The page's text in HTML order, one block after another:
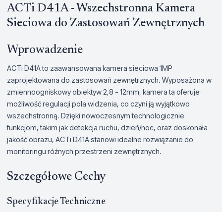
ACTi D41A - Wszechstronna Kamera
Sieciowa do Zastosowań Zewnętrznych
Wprowadzenie
ACTi D41A to zaawansowana kamera sieciowa 1MP
zaprojektowana do zastosowań zewnętrznych. Wyposażona w
zmiennoogniskowy obiektyw 2,8 - 12mm, kamera ta oferuje
możliwość regulacji pola widzenia, co czyni ją wyjątkowo
wszechstronną. Dzięki nowoczesnym technologicznie
funkcjom, takim jak detekcja ruchu, dzień/noc, oraz doskonała
jakość obrazu, ACTi D41A stanowi idealne rozwiązanie do
monitoringu różnych przestrzeni zewnętrznych.
Szczegółowe Cechy
Specyfikacje Techniczne